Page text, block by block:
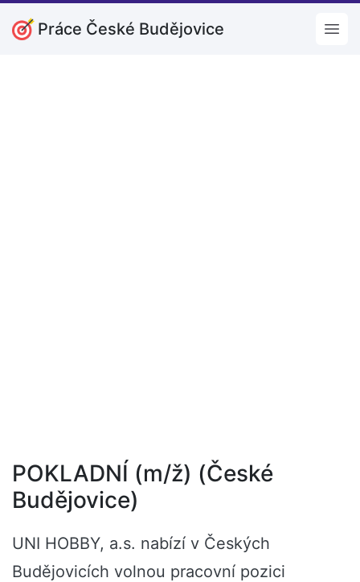
Práce České Budějovice
POKLADNÍ (m/ž) (České
Budějovice)
UNI HOBBY, a.s. nabízí v Českých
Budějovicích volnou pracovní pozici